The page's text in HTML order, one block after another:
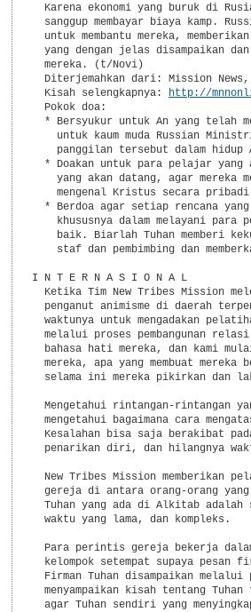
Karena ekonomi yang buruk di
sanggup membayar biaya kamp.
untuk membantu mereka,
yang dengan jelas disampaikan
  mereka. (t/Novi)
Diterjemahkan dari: Mission
  Kisah selengkapnya:
http://
  Pokok doa:
* Bersyukur untuk An yang telah
untuk kaum muda Russian
panggilan tersebut dalam hidup
* Doakan untuk para pelajar yang
yang akan datang, agar mereka
mengenal Kristus secara
* Berdoa agar setiap rencana
khususnya dalam melayani para
baik. Biarlah Tuhan memberi
staf dan pembimbing dan
I N T E R N A S I O N A L
Ketika Tim New Tribes Mission
penganut animisme di daerah
waktunya untuk mengadakan
melalui proses pembangunan
bahasa hati mereka, dan kami
mereka, apa yang membuat mereka
selama ini mereka pikirkan dan
Mengetahui rintangan-rintangan
mengetahui bagaimana cara
Kesalahan bisa saja berakibat
penarikan diri, dan hilangnya
New Tribes Mission memberikan
gereja di antara orang-orang
Tuhan yang ada di Alkitab adalah
  waktu yang lama, dan kompleks.
Para perintis gereja bekerja
kelompok setempat supaya pesan
Firman Tuhan disampaikan melalui
menyampaikan kisah tentang Tuhan
agar Tuhan sendiri yang